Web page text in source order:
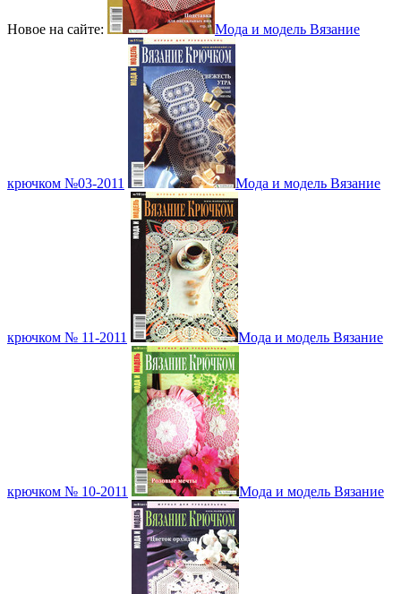
Новое на сайте: Мода и модель Вязание
крючком №03-2011 Мода и модель Вязание
крючком № 11-2011 Мода и модель Вязание
крючком № 10-2011 Мода и модель Вязание